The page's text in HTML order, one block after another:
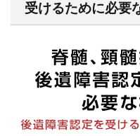
受けるために必要